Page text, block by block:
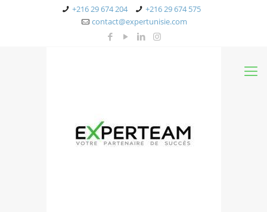
+216 29 674 204
+216 29 674 575
contact@expertunisie.com